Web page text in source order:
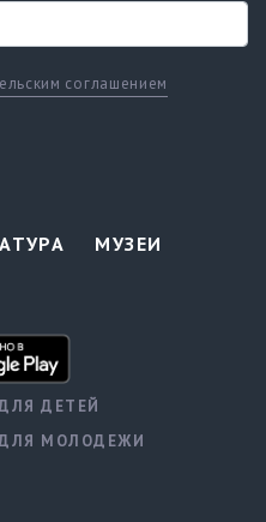
соглашением
МУЗЕИ
ДЕТЕЙ
МОЛОДЕЖИ